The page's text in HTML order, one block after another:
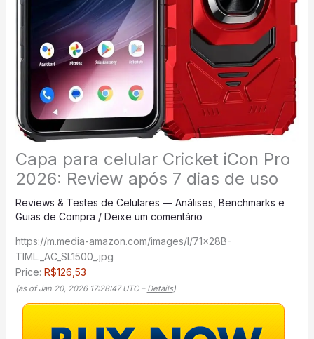
Capa para celular Cricket iCon Pro
2026: Review após 7 dias de uso
Reviews & Testes de Celulares — Análises, Benchmarks e
Guias de Compra / Deixe um comentário
https://m.media-amazon.com/images/I/71x28B-
TIML._AC_SL1500_.jpg
Price: R$126,53
(as of Jan 20, 2026 17:28:47 UTC – Details)